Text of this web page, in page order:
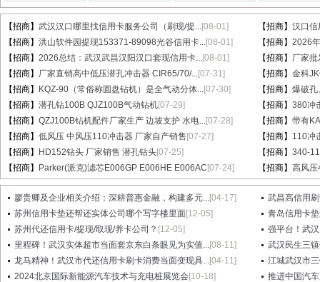
【招商】 武汉汉口哪里找信用卡服务公司（刷现/提...[08-01] 【招商】 汉口信
【招商】 洪山软件园提现153371-89098光谷信用卡...[08-01] 【招商】 2026
【招商】 2026总结：武汉武昌汉阳汉口套现信用卡...[08-01] 【招商】 厂家
【招商】 厂家直销高中低压潜孔冲击器 CIR65/70/...[07-31] 【招商】 金科
【招商】
KQZ-90（常俗称圆盘钻机）是全气动分体...[07-30] 【招商】 爆破孔
【招商】 潜孔钻100B QJZ100B气动钻机[07-29] 【招商】 380冲
【招商】 QZJ100B钻机配件厂家生产 边坡支护 水电...[07-28] 【招商】 带有
【招商】 低风压 中风压110冲击器 厂家自产销售 [07-27] 【招商】 110冲
【招商】
HD152钻头 厂家销售 潜孔钻头[07-25] 【招商】 340-
【招商】
Parker(派克)滤芯E006GP E006HE E006AC [07-24] 【招商】 高风压
廖贵卿及企业相关介绍：深耕普惠金融，构建多元...[04-17]
武昌高信用
苏州信用卡垫还帮还实体公司哪个写字楼里面[12-05]
青岛信用卡
苏州代还信用卡/提现/取现/养卡公司？ [12-05]
强平台！武
里程碑！武汉实体超市当面套京东白条眼见为实值...[08-11]
武汉民生三
龙马精神！武汉市代还信用卡刷卡消费当面变现具...[04-11]
江城武汉市
2024北京国际新能源汽车技术与充电桩展览会[10-18]
推进中国汽